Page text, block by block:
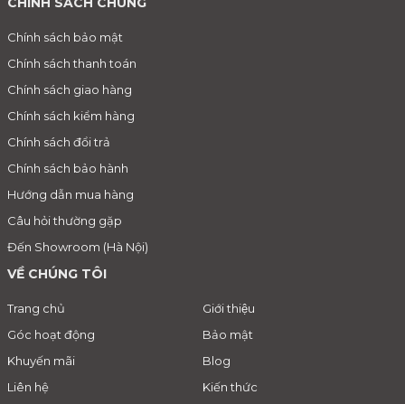
Chính sách bảo mật
Chính sách thanh toán
Chính sách giao hàng
Chính sách kiểm hàng
Chính sách đổi trả
Chính sách bảo hành
Hướng dẫn mua hàng
Câu hỏi thường gặp
Đến Showroom (Hà Nội)
VỀ CHÚNG TÔI
Trang chủ
Giới thiệu
Góc hoạt động
Bảo mật
Khuyến mãi
Blog
Liên hệ
Kiến thức